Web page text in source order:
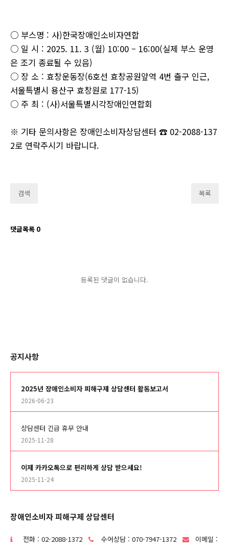
○ 부스명 : 사)한국장애인소비자연합
○ 일 시 : 2025. 11. 3 (월) 10:00 – 16:00(실제 부스 운영
은 조기 종료될 수 있음)
○ 장 소 : 효창운동장(6호선 효창공원앞역 4번 출구 인근,
서울특별시 용산구 효창원로 177-15)
○ 주 최 : (사)서울특별시각장애인연합회
※ 기타 문의사항은 장애인소비자상담센터 ☎ 02-2088-137
2로 연락주시기 바랍니다.
검색 목록
댓글목록 0
등록된 댓글이 없습니다.
공지사항
2025년 장애인소비자 피해구제 상담센터 활동보고서
2026-06-23
상담센터 긴급 휴무 안내
2025-11-28
이제 카카오톡으로 편리하게 상담 받으세요!
2025-11-24
장애인소비자 피해구제 상담센터
전화 : 02-2088-1372 수어상담 : 070-7947-1372
이메일 :